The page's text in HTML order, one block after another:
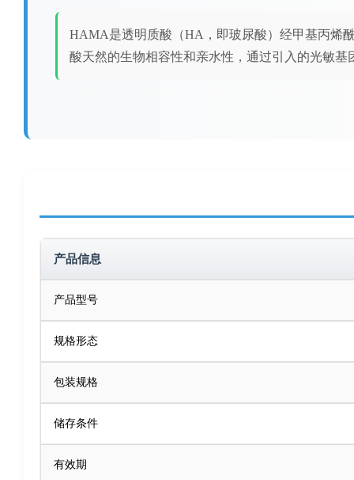
HAMA是透明质酸（HA，即玻尿酸）经甲基丙烯
酸天然的生物相容性和亲水性，通过引入的光敏
产品信息
产品型号
规格形态
包装规格
储存条件
有效期